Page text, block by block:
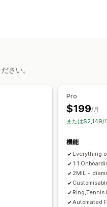
ョン
さい。
Pro
$199/月
または$2,149/
機能
Everything
1:1
2MIL +
Automated